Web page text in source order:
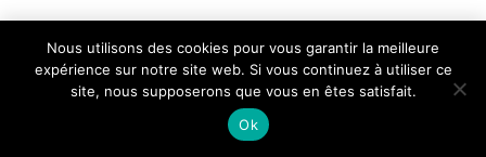
Maîtriser la feuillure sans toupie devient
rapidement une compétence précieuse
pour les menuisiers désireux de…
×
🔥 TOP VENTE
Lot de 10 feuilles de papier de verre -
Grain mixte, 3 fins,…
Voir l'offre
Nous utilisons des cookies pour vous garantir la meilleure
expérience sur notre site web. Si vous continuez à utiliser ce
site, nous supposerons que vous en êtes satisfait.
Ok